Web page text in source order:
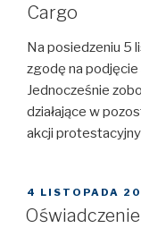
Cargo
Na posiedzeniu 5
zgodę na podjęcie
Jednocześnie
działające w
akcji
OPUBLIKOWANE
W
4 LISTOPADA